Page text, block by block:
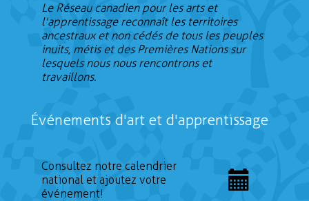
Le Réseau canadien pour les arts et
l'apprentissage reconnaît les territoires
ancestraux et non cédés de tous les peuples
inuits, métis et des Premières Nations sur
lesquels nous nous rencontrons et
travaillons.
Événements d'art et d'apprentissage
Consultez notre calendrier
national et ajoutez votre
événement!